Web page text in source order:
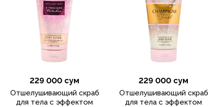
229 000 сум
Отшелушивающий скраб
для тела с эффектом
229 000 сум
Отшелушивающий скраб
для тела с эффектом